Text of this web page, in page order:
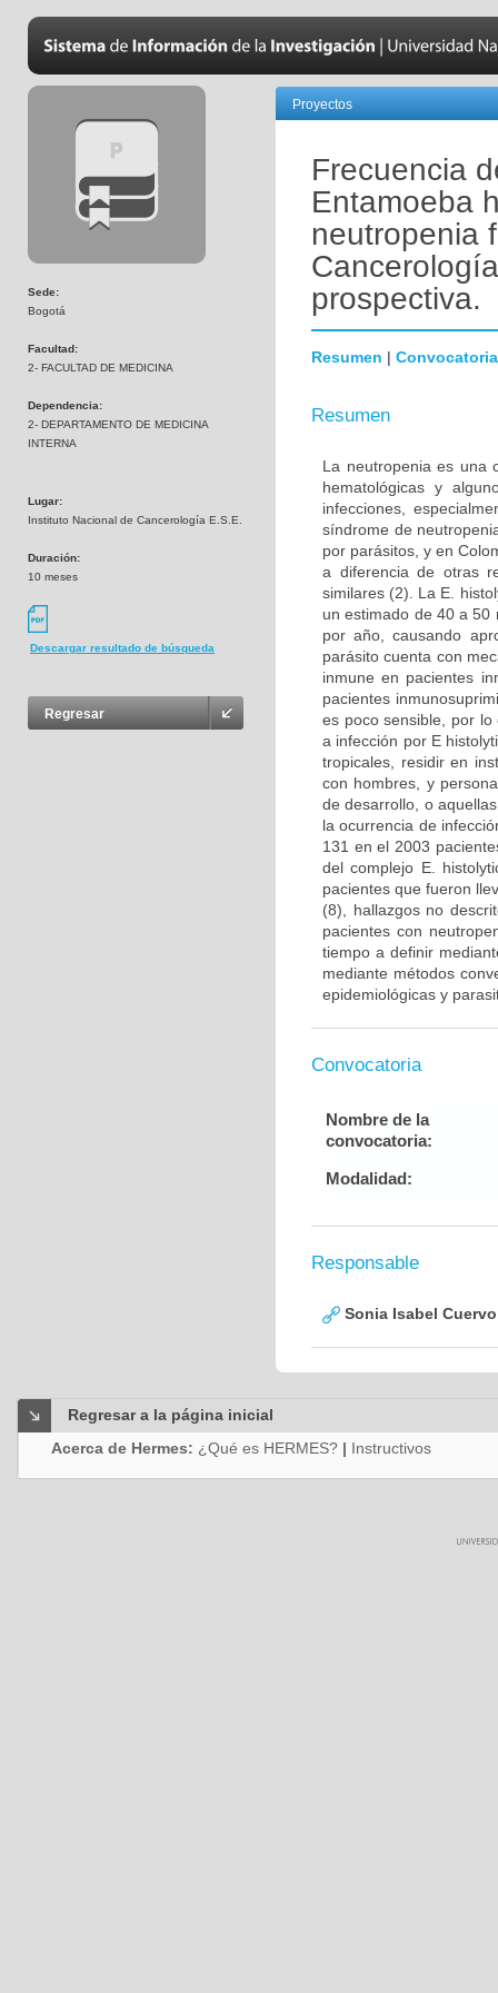
Sede:
Bogotá
Facultad:
2- FACULTAD DE MEDICINA
Dependencia:
2- DEPARTAMENTO DE MEDICINA
INTERNA
Lugar:
Instituto Nacional de Cancerología E.S.E.
Duración:
10 meses
Descargar resultado de búsqueda
Regresar
Proyectos
Frecuencia
Entamoeba
neutropenia
prospectiva.
Resumen | Convocatoria
Resumen
La neutropenia es una
hematológicas y
infecciones,
síndrome de
por parásitos, y en
a diferencia de otras
similares (2). La E.
un estimado de 40 a 50
por año, causando
parásito cuenta con
inmune en pacientes
pacientes
es poco sensible, por
a infección por E
tropicales, residir en
con hombres, y
de desarrollo, o
la ocurrencia de
131 en el 2003
del complejo E.
pacientes que fueron
(8), hallazgos no
pacientes con
tiempo a definir
mediante métodos
epidemiológicas y
Convocatoria
Nombre de la
convocatoria:
Modalidad:
Responsable
Sonia Isabel
Regresar a la página inicial
Acerca de Hermes: ¿Qué es HERMES? | Instructivos